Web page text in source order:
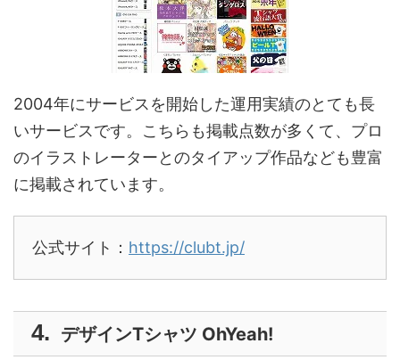
2004年にサービスを開始した運用実績のとても長
いサービスです。こちらも掲載点数が多くて、プロ
のイラストレーターとのタイアップ作品なども豊富
に掲載されています。
公式サイト： https://clubt.jp/
デザインTシャツ OhYeah!